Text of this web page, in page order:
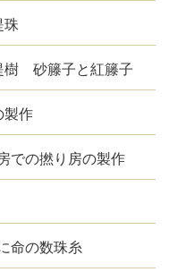
珠
樹 砂籐子と紅籐子
製作
での撚り房の製作
命の数珠糸